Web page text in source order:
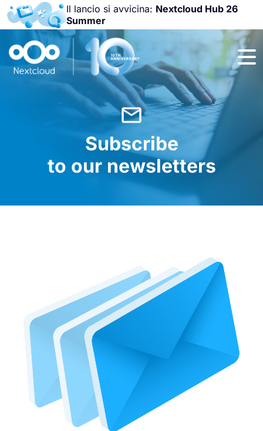
Il lancio si avvicina: Nextcloud Hub 26
Summer
Unisciti a noi
alla
Nextcloud
Community
Conference
2026!
Subscribe
to our newsletters